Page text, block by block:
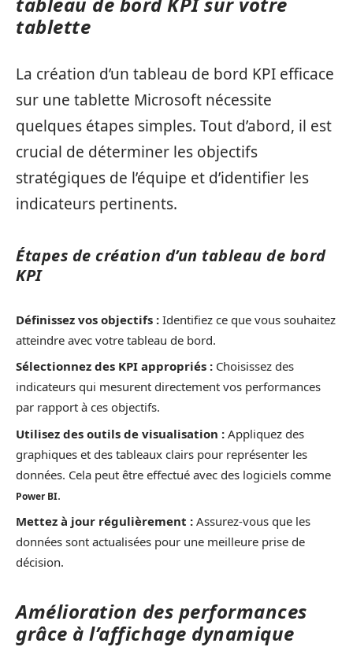
tablette
La création d’un tableau de bord KPI efficace
sur une tablette Microsoft nécessite
quelques étapes simples. Tout d’abord, il est
crucial de déterminer les objectifs
stratégiques de l’équipe et d’identifier les
indicateurs pertinents.
Étapes de création d’un tableau de bord
KPI
Définissez vos objectifs : Identifiez ce que vous souhaitez
atteindre avec votre tableau de bord.
Sélectionnez des KPI appropriés : Choisissez des
indicateurs qui mesurent directement vos performances
par rapport à ces objectifs.
Utilisez des outils de visualisation : Appliquez des
graphiques et des tableaux clairs pour représenter les
données. Cela peut être effectué avec des logiciels comme
Power BI.
Mettez à jour régulièrement : Assurez-vous que les
données sont actualisées pour une meilleure prise de
décision.
Amélioration des performances
grâce à l’affichage dynamique